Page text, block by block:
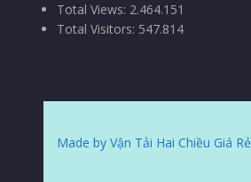
Total Views: 2.464.151
Total Visitors: 547.814
Made by Vận Tải Hai Chiều Giá Rẻ